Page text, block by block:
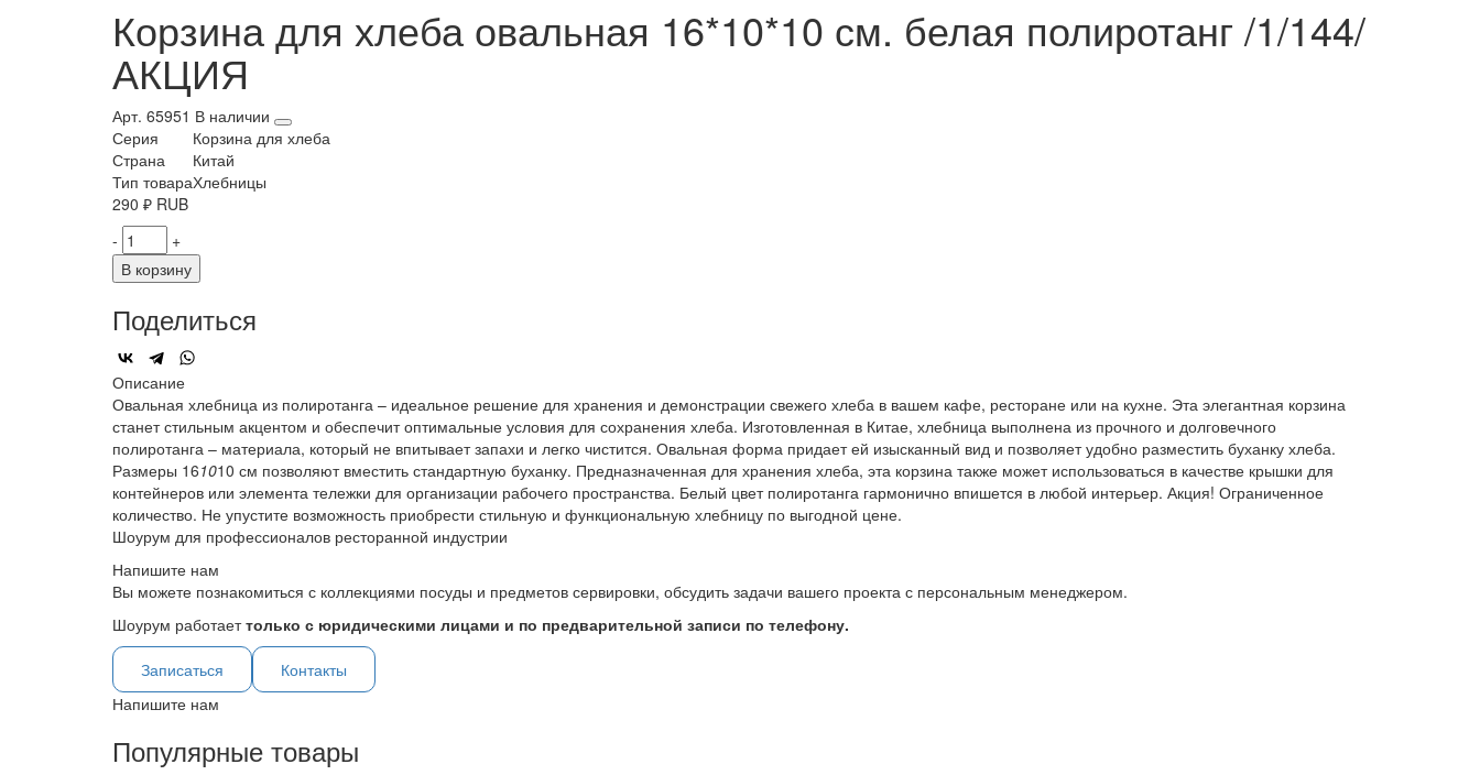
Корзина для хлеба овальная 16*10*10 см. белая полиротанг /1/144/
АКЦИЯ
Арт. 65951 В наличии
Серия
Корзина для хлеба
Страна
Китай
Тип товараХлебницы
290 ₽ RUB
-
+
В корзину
Поделиться
Описание
Овальная хлебница из полиротанга – идеальное решение для хранения и демонстрации свежего хлеба в вашем кафе, ресторане или на кухне. Эта элегантная корзина
станет стильным акцентом и обеспечит оптимальные условия для сохранения хлеба. Изготовленная в Китае, хлебница выполнена из прочного и долговечного
полиротанга – материала, который не впитывает запахи и легко чистится. Овальная форма придает ей изысканный вид и позволяет удобно разместить буханку хлеба.
Размеры 161010 см позволяют вместить стандартную буханку. Предназначенная для хранения хлеба, эта корзина также может использоваться в качестве крышки для
контейнеров или элемента тележки для организации рабочего пространства. Белый цвет полиротанга гармонично впишется в любой интерьер. Акция! Ограниченное
количество. Не упустите возможность приобрести стильную и функциональную хлебницу по выгодной цене.
Шоурум для профессионалов ресторанной индустрии
Напишите нам
Вы можете познакомиться с коллекциями посуды и предметов сервировки, обсудить задачи вашего проекта с персональным менеджером.
Шоурум работаеттолько с юридическими лицами и по предварительной записи по телефону.
Записаться
Контакты
Напишите нам
Популярные товары